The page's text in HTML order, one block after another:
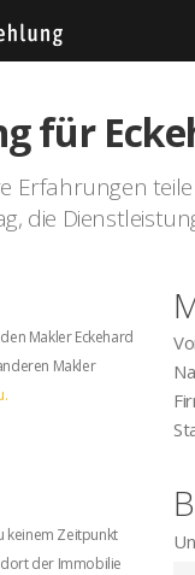
für
Erfahrungen
die
Makler Eckehard
Makler
keinem Zeitpunkt
der Immobilie